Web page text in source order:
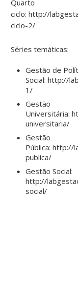
Quarto
ciclo: http://
ciclo-2/
Séries temáticas:
Gestão de
Social: http://
1/
Gestão
Universitária:
universitaria/
Gestão
Pública: http://
publica/
Gestão Social:
http://
social/